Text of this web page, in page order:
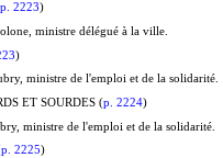
p. 2223)
ministre délégué à la ville.
)
ministre de l'emploi et de la solidarité.
ET SOURDES (p. 2224)
ministre de l'emploi et de la solidarité.
p. 2225)